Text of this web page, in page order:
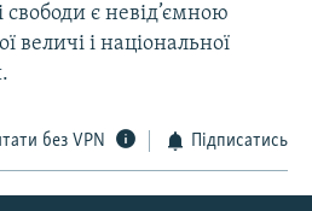
свободи є невід’ємною
величі і національної
без VPN Підписатись